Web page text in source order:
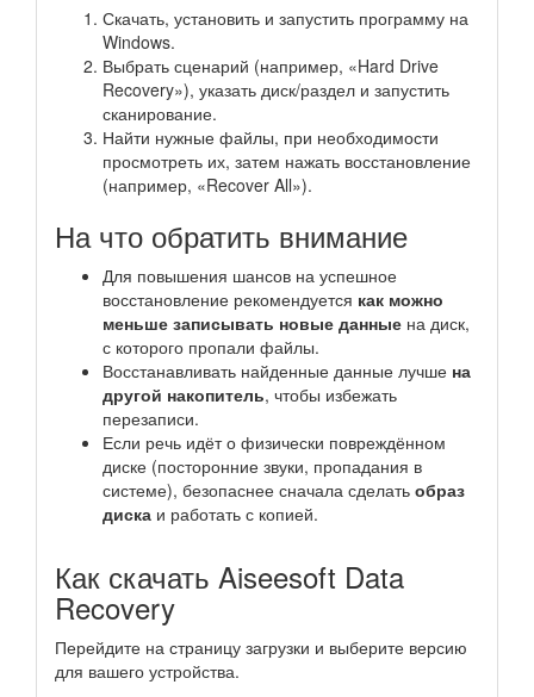
Скачать, установить и запустить программу на
Windows.
Выбрать сценарий (например, «Hard Drive
Recovery»), указать диск/раздел и запустить
сканирование.
Найти нужные файлы, при необходимости
просмотреть их, затем нажать восстановление
(например, «Recover All»).
На что обратить внимание
Для повышения шансов на успешное
восстановление рекомендуется как можно
меньше записывать новые данные на диск,
с которого пропали файлы.
Восстанавливать найденные данные лучше на
другой накопитель, чтобы избежать
перезаписи.
Если речь идёт о физически повреждённом
диске (посторонние звуки, пропадания в
системе), безопаснее сначала сделать образ
диска и работать с копией.
Как скачать Aiseesoft Data
Recovery
Перейдите на страницу загрузки и выберите версию
для вашего устройства.